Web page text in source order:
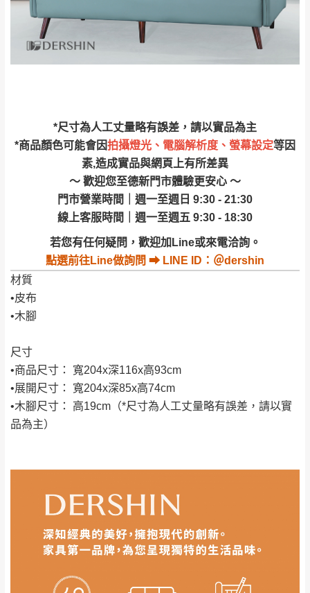
*尺寸為人工丈量略有誤差，請以實品為主
*商品顏色可能會因拍攝燈光、電腦解析度、螢幕設定等因
素,造成實品與網頁上有所差異
～ 歡迎您至德新門市體驗更安心 ～
門市營業時間｜週一至週日 9:30 - 21:30
線上客服時間｜週一至週五 9:30 - 18:30
若您有任何疑問，歡迎加Line或來電洽詢。
點選前往Line做詢問 ⮕ LINE ID：＠dershin
材質
•皮布
•木腳
尺寸
•商品尺寸： 寬204x深116x高93cm
•展開尺寸： 寬204x深85x高74cm
•木腳尺寸： 高19cm（*尺寸為人工丈量略有誤差，請以實
品為主）
基隆
$ 9,000以下：
NT$500元
基隆山區
NT$500元
＊A108產品另收運費
安鄉、大湖鄉、頭
屋、獅潭鄉
配送天數：5~14天
到貨時間：指定送貨日當天以電話聯絡確認
｜周（一）配送部門固定公休無送貨｜
台北市、新北市地區固定每周(三)、(日)兩天收送貨
雄、屏東、宜蘭、 花蓮、台東、金門、馬祖、澎湖地區
（可於LINE線上詢問 → @dershin
加收說明
其它注意事項
山區內等，或收貨地點搬運過於困難等因素，導致無
機當天到貨前皆會再與您通知，讓你不用整
天在家等貨，以節省您的寶貴時間。
由於百貨公司配送較為不易，故暫無法配送
發票寄送：
若您選擇三聯式或索取兩聯式發票，發票將於商品
完成出貨15個工作天另行寄出，另外約加上2~7個
工作天內送達，如遇國定假日將順延寄送。
退換貨說明：
若收到不良品，請於到貨日起七日內通知本
公司客服人員，我們將為您更換新品，運費
皆由本站負責，所有退回及換貨之商品必須
由於透過電腦螢幕選購商品，可能會因個人
電腦螢幕的設定色差或解析度等因素， 與實
際商品的顏色、質感稍有不同，如因此而需
訂購前請確認商品尺寸，大型物件因為人工
詳細尺寸以實品為主。
非因本公司問題而需退換貨，請於收到貨7日
內通知客服人員(Line@ ID：@dershin)，並
若發生非本司因素致使之汙損破壞，恕無法